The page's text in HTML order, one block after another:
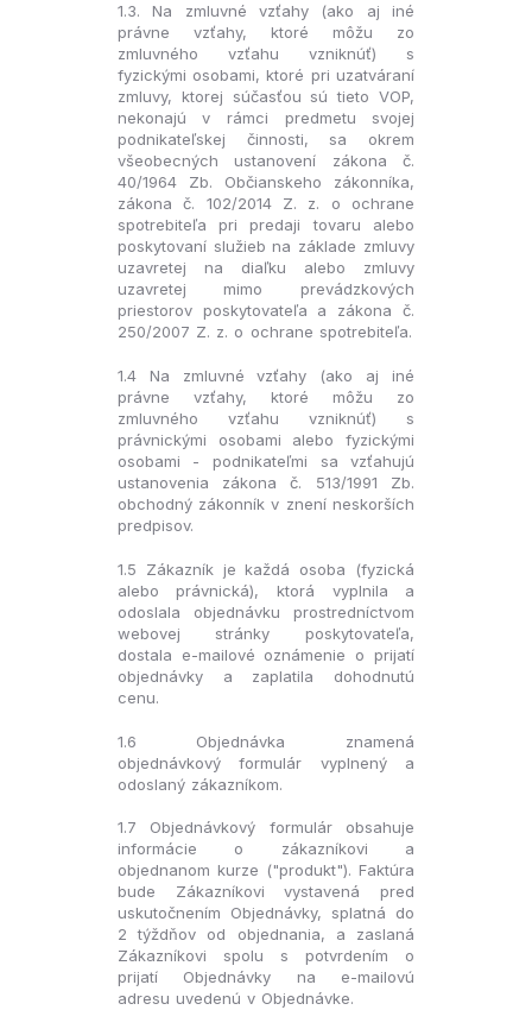
1.3. Na zmluvné vzťahy (ako aj iné
právne vzťahy, ktoré môžu zo
zmluvného vzťahu vzniknúť) s
fyzickými osobami, ktoré pri uzatváraní
zmluvy, ktorej súčasťou sú tieto VOP,
nekonajú v rámci predmetu svojej
podnikateľskej činnosti, sa okrem
všeobecných ustanovení zákona č.
40/1964 Zb. Občianskeho zákonníka,
zákona č. 102/2014 Z. z. o ochrane
spotrebiteľa pri predaji tovaru alebo
poskytovaní služieb na základe zmluvy
uzavretej na diaľku alebo zmluvy
uzavretej mimo prevádzkových
priestorov poskytovateľa a zákona č.
250/2007 Z. z. o ochrane spotrebiteľa.
1.4 Na zmluvné vzťahy (ako aj iné
právne vzťahy, ktoré môžu zo
zmluvného vzťahu vzniknúť) s
právnickými osobami alebo fyzickými
osobami - podnikateľmi sa vzťahujú
ustanovenia zákona č. 513/1991 Zb.
obchodný zákonník v znení neskorších
predpisov.
1.5 Zákazník je každá osoba (fyzická
alebo právnická), ktorá vyplnila a
odoslala objednávku prostredníctvom
webovej stránky poskytovateľa,
dostala e-mailové oznámenie o prijatí
objednávky a zaplatila dohodnutú
cenu.
1.6 Objednávka znamená
objednávkový formulár vyplnený a
odoslaný zákazníkom.
1.7 Objednávkový formulár obsahuje
informácie o zákazníkovi a
objednanom kurze ("produkt"). Faktúra
bude Zákazníkovi vystavená pred
uskutočnením Objednávky, splatná do
2 týždňov od objednania, a zaslaná
Zákazníkovi spolu s potvrdením o
prijatí Objednávky na e-mailovú
adresu uvedenú v Objednávke.